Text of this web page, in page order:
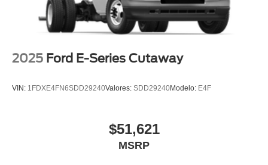
2025 Ford E-Series Cutaway
VIN: 1FDXE4FN6SDD29240Valores: SDD29240Modelo: E4F
$51,621
MSRP